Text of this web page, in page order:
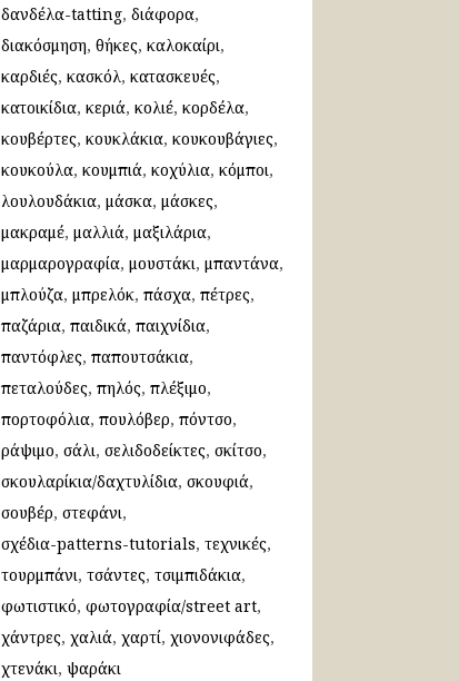
δανδέλα-tatting διάφορα
διακόσμηση θήκες καλοκαίρι
καρδιές κασκόλ κατασκευές
κατοικίδια κεριά κολιέ κορδέλα
κουβέρτες κουκλάκια κουκουβάγιες
κουκούλα κουμπιά κοχύλια κόμποι
λουλουδάκια μάσκα μάσκες
μακραμέ μαλλιά μαξιλάρια
μαρμαρογραφία μουστάκι μπαντάνα
μπλούζα μπρελόκ πάσχα πέτρες
παζάρια παιδικά παιχνίδια
παντόφλες παπουτσάκια
πεταλούδες πηλός πλέξιμο
πορτοφόλια πουλόβερ πόντσο
ράψιμο σάλι σελιδοδείκτες σκίτσο
σκουλαρίκια/δαχτυλίδια σκουφιά
σουβέρ στεφάνι
σχέδια-patterns-tutorials τεχνικές
τουρμπάνι τσάντες τσιμπιδάκια
φωτιστικό φωτογραφία/street art
χάντρες χαλιά χαρτί χιονονιφάδες
χτενάκι ψαράκι